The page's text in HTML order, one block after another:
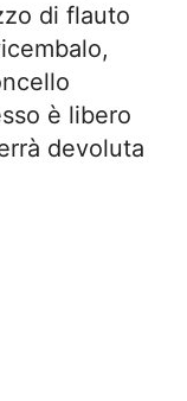
di flauto
è libero
devoluta